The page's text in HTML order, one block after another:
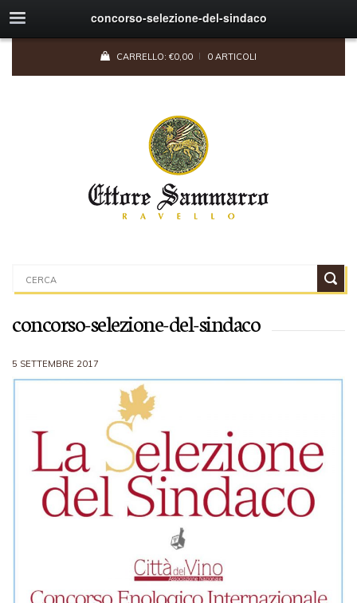
concorso-selezione-del-sindaco
CARRELLO: €0,00 0 ARTICOLI
concorso-selezione-del-sindaco
5 SETTEMBRE 2017